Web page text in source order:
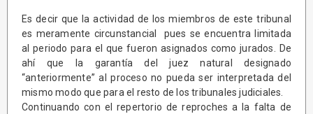
Es decir que la actividad de los miembros de este tribunal
es meramente circunstancial pues se encuentra limitada
al periodo para el que fueron asignados como jurados. De
ahí que la garantía del juez natural designado
“anteriormente” al proceso no pueda ser interpretada del
mismo modo que para el resto de los tribunales judiciales.
Continuando con el repertorio de reproches a la falta de